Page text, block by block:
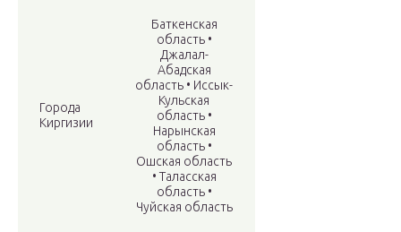
Города
Киргизии
Баткенская
область •
Джалал-
Абадская
область • Иссык-
Кульская
область •
Нарынская
область •
Ошская область
• Таласская
область •
Чуйская область